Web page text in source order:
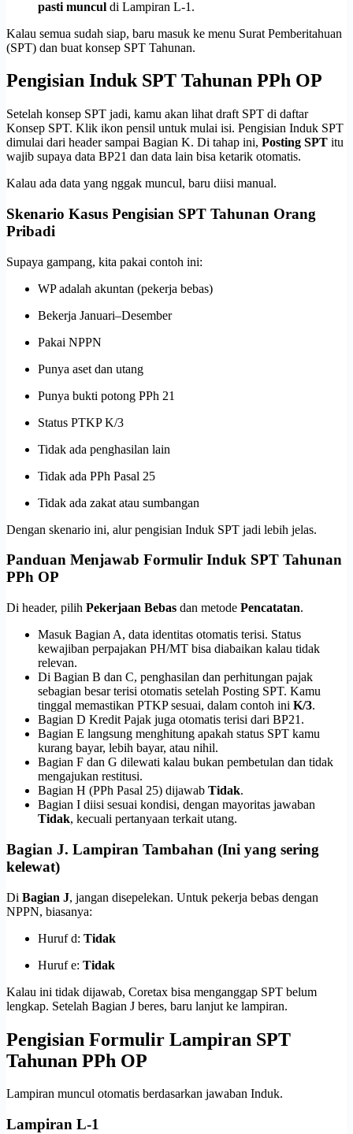
pasti muncul di Lampiran L-1.
Kalau semua sudah siap, baru masuk ke menu Surat Pemberitahuan
(SPT) dan buat konsep SPT Tahunan.
Pengisian Induk SPT Tahunan PPh OP
Setelah konsep SPT jadi, kamu akan lihat draft SPT di daftar
Konsep SPT. Klik ikon pensil untuk mulai isi. Pengisian Induk SPT
dimulai dari header sampai Bagian K. Di tahap ini, Posting SPT itu
wajib supaya data BP21 dan data lain bisa ketarik otomatis.
Kalau ada data yang nggak muncul, baru diisi manual.
Skenario Kasus Pengisian SPT Tahunan Orang
Pribadi
Supaya gampang, kita pakai contoh ini:
WP adalah akuntan (pekerja bebas)
Bekerja Januari–Desember
Pakai NPPN
Punya aset dan utang
Punya bukti potong PPh 21
Status PTKP K/3
Tidak ada penghasilan lain
Tidak ada PPh Pasal 25
Tidak ada zakat atau sumbangan
Dengan skenario ini, alur pengisian Induk SPT jadi lebih jelas.
Panduan Menjawab Formulir Induk SPT Tahunan
PPh OP
Di header, pilih Pekerjaan Bebas dan metode Pencatatan.
Masuk Bagian A, data identitas otomatis terisi. Status
kewajiban perpajakan PH/MT bisa diabaikan kalau tidak
relevan.
Di Bagian B dan C, penghasilan dan perhitungan pajak
sebagian besar terisi otomatis setelah Posting SPT. Kamu
tinggal memastikan PTKP sesuai, dalam contoh ini K/3.
Bagian D Kredit Pajak juga otomatis terisi dari BP21.
Bagian E langsung menghitung apakah status SPT kamu
kurang bayar, lebih bayar, atau nihil.
Bagian F dan G dilewati kalau bukan pembetulan dan tidak
mengajukan restitusi.
Bagian H (PPh Pasal 25) dijawab Tidak.
Bagian I diisi sesuai kondisi, dengan mayoritas jawaban
Tidak, kecuali pertanyaan terkait utang.
Bagian J. Lampiran Tambahan (Ini yang sering
kelewat)
Di Bagian J, jangan disepelekan. Untuk pekerja bebas dengan
NPPN, biasanya:
Huruf d: Tidak
Huruf e: Tidak
Kalau ini tidak dijawab, Coretax bisa menganggap SPT belum
lengkap. Setelah Bagian J beres, baru lanjut ke lampiran.
Pengisian Formulir Lampiran SPT
Tahunan PPh OP
Lampiran muncul otomatis berdasarkan jawaban Induk.
Lampiran L-1